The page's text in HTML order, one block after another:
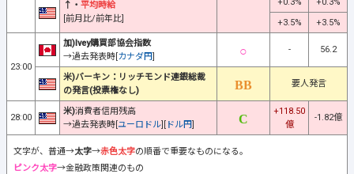
↑・ 平均時給
[前月比/前年比]
+3.5%
+3.5%
23:00
加)Ivey購買部協会指数
→過去発表時[カナダ円]
- 56.2
米)バーキン：リッチモンド連銀総裁
の発言(投票権なし)
要人発言
28:00
米)消費者信用残高
→過去発表時[ユーロドル][ ドル円]
+118.50
億
-1.82億
文字が、普通→太字→赤色太字の順番で重要なものになる。
ピンク太字→金融政策関連のもの